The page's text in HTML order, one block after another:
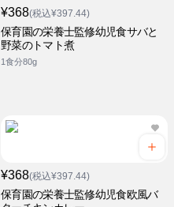
¥368(税込¥397.44)
保育園の栄養士監修幼児食サバと
野菜のトマト煮
1食分80g
¥368(税込¥397.44)
保育園の栄養士監修幼児食欧風バ